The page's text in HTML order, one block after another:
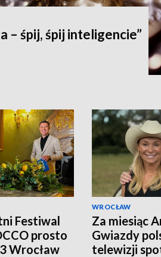
– śpij, śpij inteligencie”
Festiwal
prosto
Wrocław
WROCŁAW
Za miesiąc
Gwiazdy
telewizji